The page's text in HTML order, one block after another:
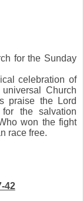
for the Sunday
celebration of
Church
praise the Lord
the salvation
won the fight
race free.
42